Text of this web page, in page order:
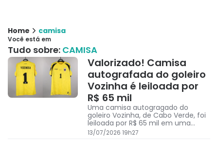
Home camisa
Você está em
Tudo sobre: CAMISA
Valorizado! Camisa
autografada do goleiro
Vozinha é leiloada por
R$ 65 mil
Uma camisa autogragado do
goleiro Vozinha, de Cabo Verde, foi
leiloada por R$ 65 mil em uma
plataforma, superando vendas
anteriores de peças de Neuer e
13/07/2026 19h27